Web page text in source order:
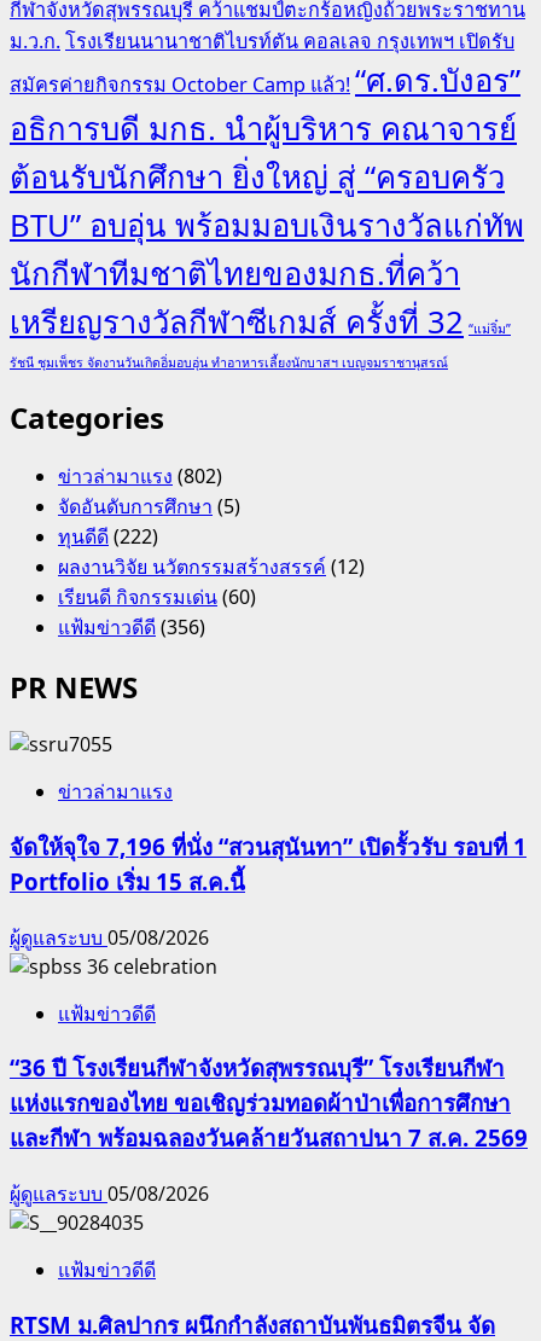
กีฬาจังหวัดสุพรรณบุรี คว้าแชมป์ตะกร้อหญิงถ้วยพระราชทาน
ม.ว.ก.โรงเรียนนานาชาติไบรท์ตัน คอลเลจ กรุงเทพฯ เปิดรับ
สมัครค่ายกิจกรรม October Camp แล้ว!“ศ.ดร.บังอร”
อธิการบดี มกธ. นำผู้บริหาร คณาจารย์
ต้อนรับนักศึกษา ยิ่งใหญ่ สู่ “ครอบครัว
BTU” อบอุ่น พร้อมมอบเงินรางวัลแก่ทัพ
นักกีฬาทีมชาติไทยของมกธ.ที่คว้า
เหรียญรางวัลกีฬาซีเกมส์ ครั้งที่ 32 “แม่จิ๋ม”
รัชนี ชุมเพ็ชร จัดงานวันเกิดอิ่มอบอุ่น ทำอาหารเลี้ยงนักบาสฯ เบญจมราชานุสรณ์
Categories
ข่าวล่ามาแรง (802)
จัดอันดับการศึกษา (5)
ทุนดีดี(222)
ผลงานวิจัย นวัตกรรมสร้างสรรค์ (12)
เรียนดี กิจกรรมเด่น(60)
แฟ้มข่าวดีดี(356)
PR NEWS
ข่าวล่ามาแรง
จัดให้จุใจ 7,196 ที่นั่ง “สวนสุนันทา” เปิดรั้วรับ รอบที่ 1
Portfolio เริ่ม 15 ส.ค.นี้
ผู้ดูแลระบบ 05/08/2026
แฟ้มข่าวดีดี
“36 ปี โรงเรียนกีฬาจังหวัดสุพรรณบุรี” โรงเรียนกีฬา
แห่งแรกของไทย ขอเชิญร่วมทอดผ้าป่าเพื่อการศึกษา
และกีฬา พร้อมฉลองวันคล้ายวันสถาปนา 7 ส.ค. 2569
ผู้ดูแลระบบ 05/08/2026
แฟ้มข่าวดีดี
RTSM ม.ศิลปากร ผนึกกำลังสถาบันพันธมิตรจีน จัด